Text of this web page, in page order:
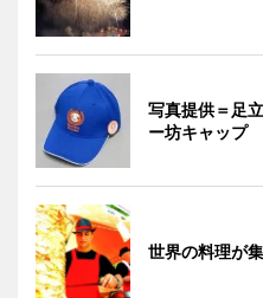
写真提供＝足
ー坊キャップ
世界の料理が